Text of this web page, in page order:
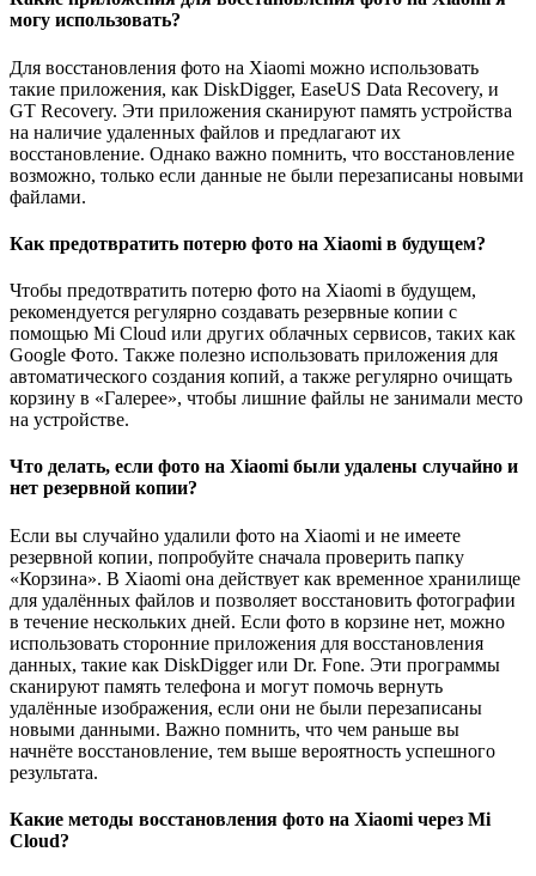
могу использовать?
Для восстановления фото на Xiaomi можно использовать
такие приложения, как DiskDigger, EaseUS Data Recovery, и
GT Recovery. Эти приложения сканируют память устройства
на наличие удаленных файлов и предлагают их
восстановление. Однако важно помнить, что восстановление
возможно, только если данные не были перезаписаны новыми
файлами.
Как предотвратить потерю фото на Xiaomi в будущем?
Чтобы предотвратить потерю фото на Xiaomi в будущем,
рекомендуется регулярно создавать резервные копии с
помощью Mi Cloud или других облачных сервисов, таких как
Google Фото. Также полезно использовать приложения для
автоматического создания копий, а также регулярно очищать
корзину в «Галерее», чтобы лишние файлы не занимали место
на устройстве.
Что делать, если фото на Xiaomi были удалены случайно и
нет резервной копии?
Если вы случайно удалили фото на Xiaomi и не имеете
резервной копии, попробуйте сначала проверить папку
«Корзина». В Xiaomi она действует как временное хранилище
для удалённых файлов и позволяет восстановить фотографии
в течение нескольких дней. Если фото в корзине нет, можно
использовать сторонние приложения для восстановления
данных, такие как DiskDigger или Dr. Fone. Эти программы
сканируют память телефона и могут помочь вернуть
удалённые изображения, если они не были перезаписаны
новыми данными. Важно помнить, что чем раньше вы
начнёте восстановление, тем выше вероятность успешного
результата.
Какие методы восстановления фото на Xiaomi через Mi
Cloud?